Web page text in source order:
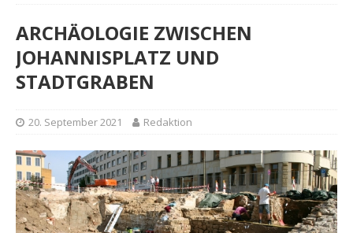
ARCHÄOLOGIE ZWISCHEN
JOHANNISPLATZ UND
STADTGRABEN
20. September 2021 Redaktion